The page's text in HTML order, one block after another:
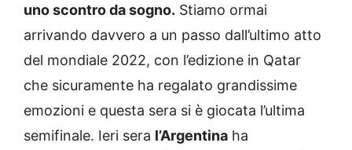
uno scontro da sogno. Stiamo ormai
arrivando davvero a un passo dall’ultimo atto
del mondiale 2022, con l’edizione in Qatar
che sicuramente ha regalato grandissime
emozioni e questa sera si è giocata l’ultima
semifinale. Ieri sera l’Argentina ha